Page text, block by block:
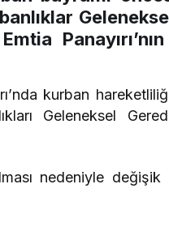
kurban
Geleneksel
nedeniyle